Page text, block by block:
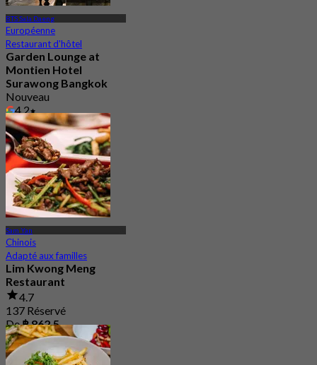
BTS Sala Daeng
Européenne
Restaurant d'hôtel
Garden Lounge at
Montien Hotel
Surawong Bangkok
Nouveau
4.2
De฿ 647.5
Sam Yan
Chinois
Adapté aux familles
Lim Kwong Meng
Restaurant
4.7
137 Réservé
De฿ 862.5